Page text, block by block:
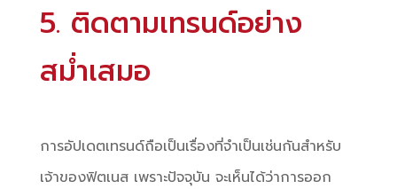
5. ติดตามเทรนด์อย่าง
สม่ำเสมอ
การอัปเดตเทรนด์ถือเป็นเรื่องที่จำเป็นเช่นกันสำหรับ
เจ้าของฟิตเนส เพราะปัจจุบัน จะเห็นได้ว่าการออก